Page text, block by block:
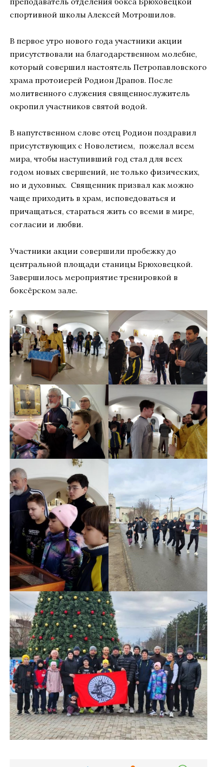
спортивной школы Алексей Мотрошилов.
В первое утро нового года участники акции
присутствовали на благодарственном молебне,
который совершил настоятель Петропавловского
храма протоиерей Родион Драпов. После
молитвенного служения священнослужитель
окропил участников святой водой.
В напутственном слове отец Родион поздравил
присутствующих с Новолетием, пожелал всем
мира, чтобы наступивший год стал для всех
годом новых свершений, не только физических,
но и духовных. Священник призвал как можно
чаще приходить в храм, исповедоваться и
причащаться, стараться жить со всеми в мире,
согласии и любви.
Участники акции совершили пробежку до
центральной площади станицы Брюховецкой.
Завершилось мероприятие тренировкой в
боксёрском зале.